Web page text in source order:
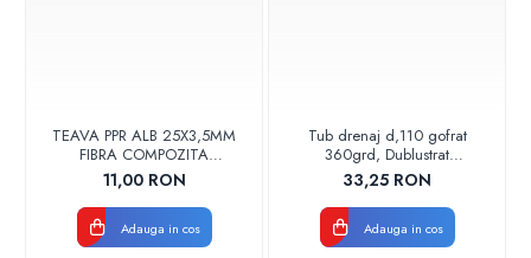
TEAVA PPR ALB 25X3,5MM
FIBRA COMPOZITA
10033025004
VALDUOTHERM VALROM
11,00 RON
Adauga in cos
Tub drenaj d,110 gofrat
360grd, Dublustrat
verde/negru 110152 Drainkit
33,25 RON
Adauga in cos